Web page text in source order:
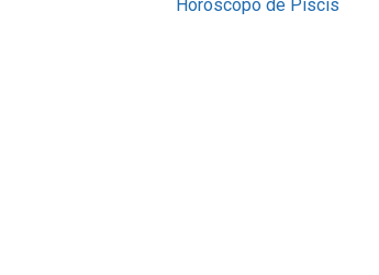
Horóscopo de Piscis